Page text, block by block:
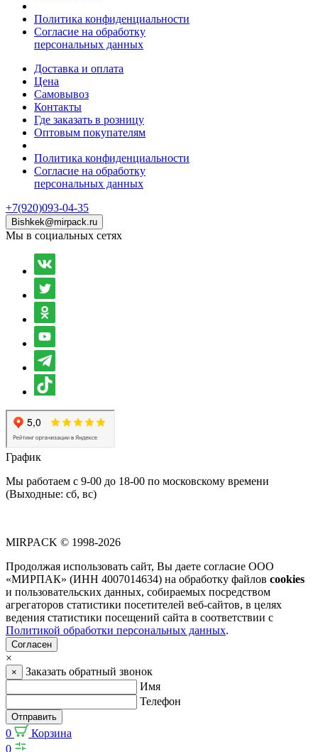
Политика конфиденциальности
Согласие на обработку
персональных данных
Доставка и оплата
Цена
Самовывоз
Контакты
Где заказать в розницу
Оптовым покупателям
Политика конфиденциальности
Согласие на обработку
персональных данных
+7(920)093-04-35
Bishkek@mirpack.ru
Мы в социальных сетях
График
Мы работаем с 9-00 до 18-00 по московскому времени
(Выходные: сб, вс)
MIRPACK © 1998-2026
Продолжая использовать сайт, Вы даете согласие ООО
«МИРПАК» (ИНН 4007014634) на обработку файлов cookies
и пользовательских данных, собираемых посредством
агрегаторов статистики посетителей веб-сайтов, в целях
ведения статистики посещений сайта в соответствии с
Политикой обработки персональных данных.
Согласен
×
×
Заказать обратный звонок
Имя
Телефон
Отправить
0
Корзина
0